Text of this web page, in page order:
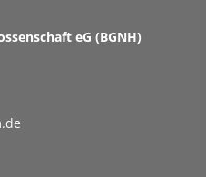
eG (BGNH)